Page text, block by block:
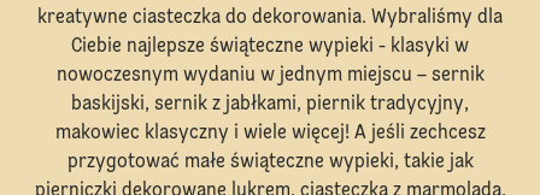
kreatywne ciasteczka do dekorowania. Wybraliśmy dla
Ciebie najlepsze świąteczne wypieki - klasyki w
nowoczesnym wydaniu w jednym miejscu – sernik
baskijski, sernik z jabłkami, piernik tradycyjny,
makowiec klasyczny i wiele więcej! A jeśli zechcesz
przygotować małe świąteczne wypieki, takie jak